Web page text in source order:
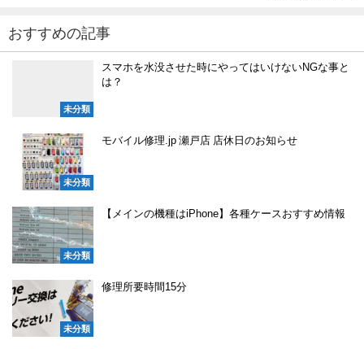
おすすめの記事
未分類
スマホを水没させた時にやってはいけないNGな事と
は？
未分類
モバイル修理.jp 瀬戸店 店休日のお知らせ
未分類
【メインの機種はiPhone】各種ケースおすすめ情報
未分類
修理所要時間15分